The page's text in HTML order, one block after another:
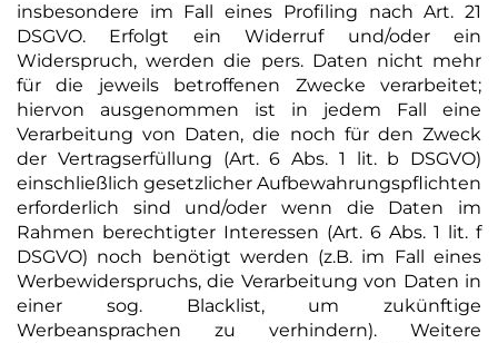
insbesondere im Fall eines Profiling nach Art. 21
DSGVO. Erfolgt ein Widerruf und/oder ein
Widerspruch, werden die pers. Daten nicht mehr
für die jeweils betroffenen Zwecke verarbeitet;
hiervon ausgenommen ist in jedem Fall eine
Verarbeitung von Daten, die noch für den Zweck
der Vertragserfüllung (Art. 6 Abs. 1 lit. b DSGVO)
einschließlich gesetzlicher Aufbewahrungspflichten
erforderlich sind und/oder wenn die Daten im
Rahmen berechtigter Interessen (Art. 6 Abs. 1 lit. f
DSGVO) noch benötigt werden (z.B. im Fall eines
Werbewiderspruchs, die Verarbeitung von Daten in
einer sog. Blacklist, um zukünftige
Werbeansprachen zu verhindern). Weitere